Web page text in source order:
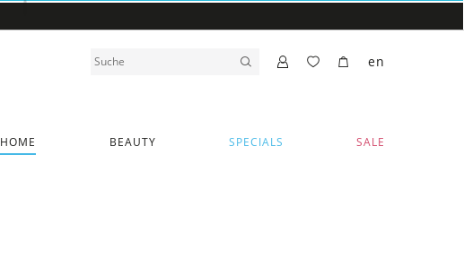
HOME BEAUTY SPECIALS SALE
en